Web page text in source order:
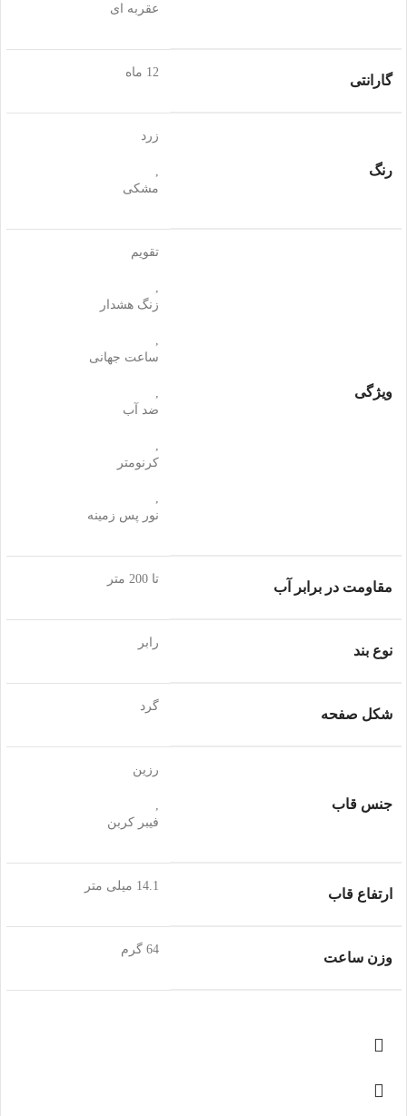
عقربه ای
گارانتی
12 ماه
رنگ
زرد
مشکی
ویژگی
تقویم
زنگ هشدار
ساعت جهانی
ضد آب
کرنومتر
نور پس زمینه
مقاومت در برابر آب
تا 200 متر
نوع بند
رابر
شکل صفحه
گرد
جنس قاب
رزین
فیبر کربن
ارتفاع قاب
14.1 میلی متر
وزن ساعت
64 گرم